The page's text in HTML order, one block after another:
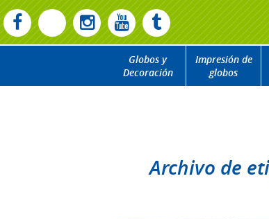
Globos y
Decoración
Impresión de
globos
Archivo de